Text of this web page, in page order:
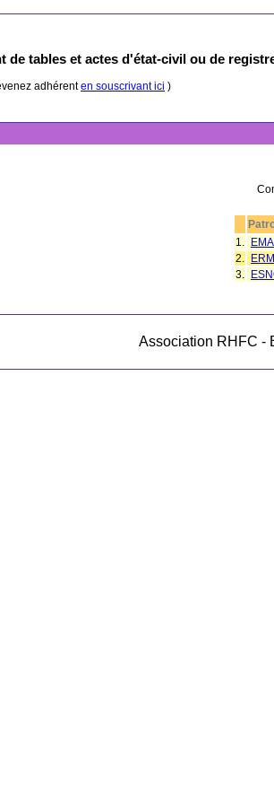
de tables et actes d'état-civil ou de
adhérenten souscrivant ici )
1.
2.
3.
Association RHFC -